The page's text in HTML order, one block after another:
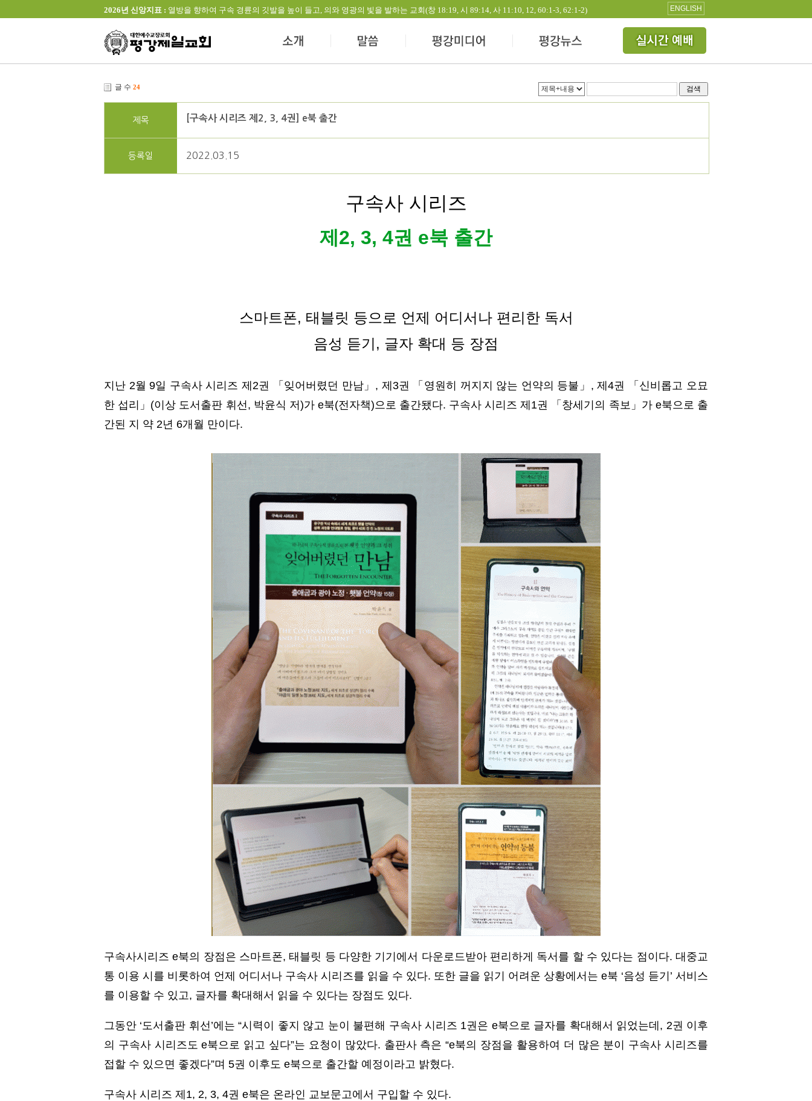
2026년 신앙지표 : 열방을 향하여 구속 경륜의 깃발을 높이 들고, 의와 영광의 빛을 발하는 교회(창 18:19, 시 89:14, 사 11:10, 12, 60:1-3, 62:1-2) ENGLISH
글 수 24 검색
제목 [구속사 시리즈 제2, 3, 4권] e북 출간
등록일 2022.03.15
구속사 시리즈
제2, 3, 4권 e북 출간
스마트폰, 태블릿 등으로 언제 어디서나 편리한 독서
음성 듣기, 글자 확대 등 장점
지난 2월 9일 구속사 시리즈 제2권 「잊어버렸던 만남」, 제3권 「영원히 꺼지지 않는 언약의 등불」, 제4권 「신비롭고 오묘
한 섭리」(이상 도서출판 휘선, 박윤식 저)가 e북(전자책)으로 출간됐다. 구속사 시리즈 제1권 「창세기의 족보」가 e북으로 출
간된 지 약 2년 6개월 만이다.
구속사시리즈 e북의 장점은 스마트폰, 태블릿 등 다양한 기기에서 다운로드받아 편리하게 독서를 할 수 있다는 점이다. 대중교
통 이용 시를 비롯하여 언제 어디서나 구속사 시리즈를 읽을 수 있다. 또한 글을 읽기 어려운 상황에서는 e북 ‘음성 듣기’ 서비스
를 이용할 수 있고, 글자를 확대해서 읽을 수 있다는 장점도 있다.
그동안 ‘도서출판 휘선’에는 “시력이 좋지 않고 눈이 불편해 구속사 시리즈 1권은 e북으로 글자를 확대해서 읽었는데, 2권 이후
의 구속사 시리즈도 e북으로 읽고 싶다”는 요청이 많았다. 출판사 측은 “e북의 장점을 활용하여 더 많은 분이 구속사 시리즈를
접할 수 있으면 좋겠다”며 5권 이후도 e북으로 출간할 예정이라고 밝혔다.
구속사 시리즈 제1, 2, 3, 4권 e북은 온라인 교보문고에서 구입할 수 있다.